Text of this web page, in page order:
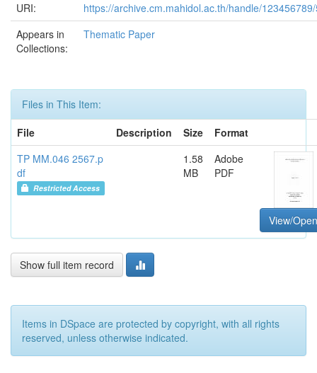
URI:
https://archive.cm.mahidol.ac.th/handle/
Appears in
Collections:
Thematic Paper
Files in This Item:
File
Description Size
Format
TP MM.046 2567.p
df
Restricted Access
1.58
MB
Adobe
PDF
View/Open
Show full item record
Items in DSpace are protected by copyright, with all rights
reserved, unless otherwise indicated.